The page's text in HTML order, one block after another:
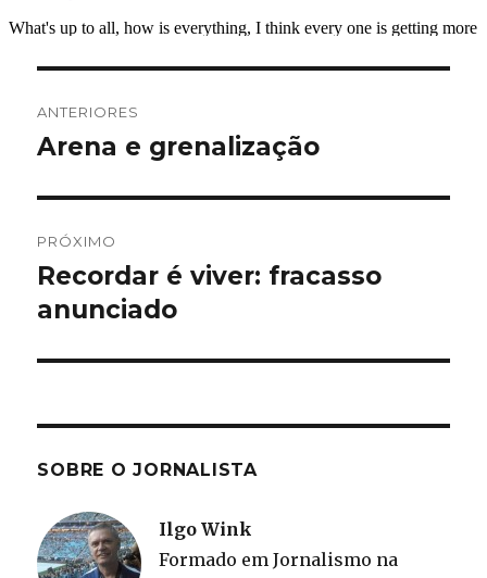
de
ANTERIORES
Post
Arena e grenalização
PRÓXIMO
Próximo
post:
Recordar é viver: fracasso
anunciado
SOBRE O JORNALISTA
Ilgo Wink
Formado em Jornalismo na